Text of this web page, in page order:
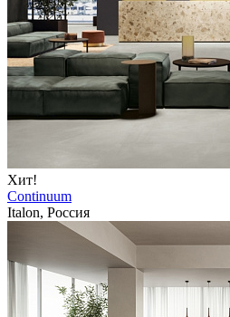
Хит!
Continuum
Italon, Россия